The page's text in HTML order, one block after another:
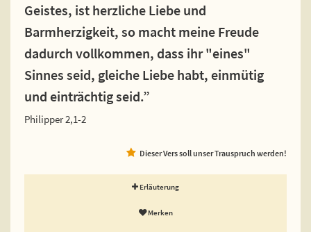
Geistes, ist herzliche Liebe und
Barmherzigkeit, so macht meine Freude
dadurch vollkommen, dass ihr "eines"
Sinnes seid, gleiche Liebe habt, einmütig
und einträchtig seid.”
Philipper 2,1-2
Dieser Vers soll unser Trauspruch werden!
Erläuterung
Merken